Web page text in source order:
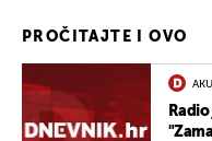
PROČITAJTE I OVO